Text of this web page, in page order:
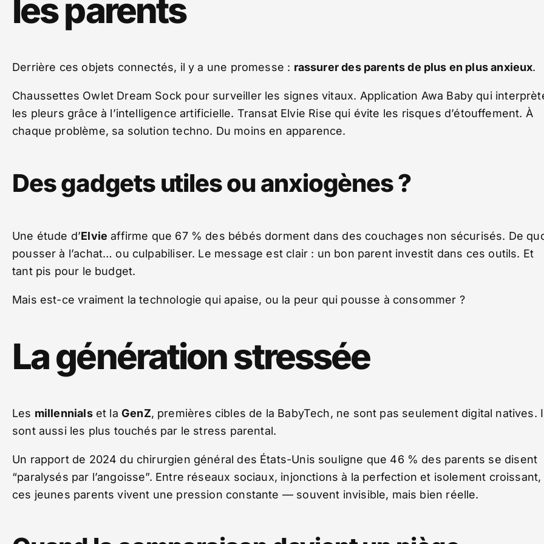
les parents
Derrière ces objets connectés, il y a une promesse : rassurer des parents de plus en plus anxieux.
Chaussettes Owlet Dream Sock pour surveiller les signes vitaux. Application Awa Baby qui
les pleurs grâce à l’intelligence artificielle. Transat Elvie Rise qui évite les risques d’étouffement. À
chaque problème, sa solution techno. Du moins en apparence.
Des gadgets utiles ou anxiogènes ?
Une étude d’Elvie affirme que 67 % des bébés dorment dans des couchages non sécurisés. De
pousser à l’achat… ou culpabiliser. Le message est clair : un bon parent investit dans ces outils. Et
tant pis pour le budget.
Mais est-ce vraiment la technologie qui apaise, ou la peur qui pousse à consommer ?
La génération stressée
Les millennialset la GenZ, premières cibles de la BabyTech, ne sont pas seulement digital natives.
sont aussi les plus touchés par le stress parental.
Un rapport de 2024 du chirurgien général des États-Unis souligne que 46 % des parents se disent
“paralysés par l’angoisse”. Entre réseaux sociaux, injonctions à la perfection et isolement croissant,
ces jeunes parents vivent une pression constante — souvent invisible, mais bien réelle.